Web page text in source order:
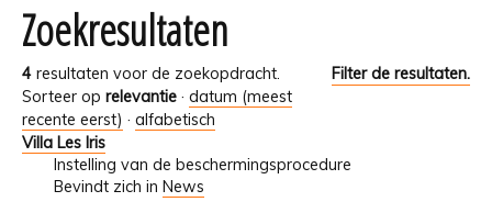
Zoekresultaten
4 resultaten voor de zoekopdracht.
Filter de resultaten.
Sorteer op relevantie · datum (meest
recente eerst) · alfabetisch
Villa Les Iris
Instelling van de beschermingsprocedure
Bevindt zich in News